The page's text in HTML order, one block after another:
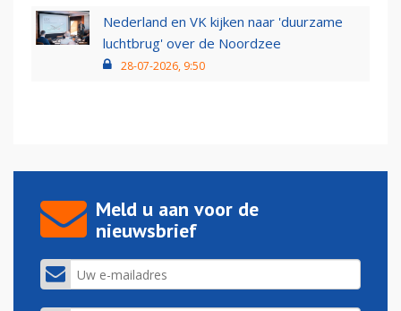
Nederland en VK kijken naar 'duurzame
luchtbrug' over de Noordzee
28-07-2026, 9:50
Meld u aan voor de
nieuwsbrief